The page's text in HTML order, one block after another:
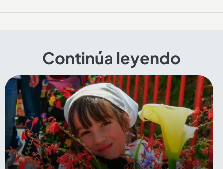
Continúa leyendo